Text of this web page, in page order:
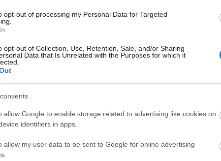
opt-out of processing my Personal Data for Targeted
opt-out of Collection, Use, Retention, Sale, and/or Sharing
Data that Is Unrelated with the Purposes for which it
allow Google to enable storage related to advertising like cookies on
identifiers in apps.
allow my user data to be sent to Google for online advertising
την κτηνίατρο του επαρχείου (!), τον διοικητή
τον διοικητή της Πυροσβεστικής Άνδρου κλπ.